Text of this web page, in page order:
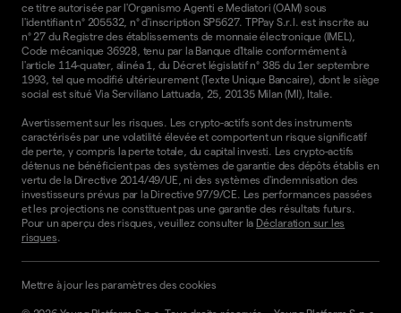
ce titre autorisée par l'Organismo Agenti e Mediatori (OAM) sous
l'identifiant n° 205532, n° d'inscription SP5627. TPPay S.r.l. est inscrite au
n° 27 du Registre des établissements de monnaie électronique (IMEL),
Code mécanique 36928, tenu par la Banque d'Italie conformément à
l'article 114-quater, alinéa 1, du Décret législatif n° 385 du 1er septembre
1993, tel que modifié ultérieurement (Texte Unique Bancaire), dont le siège
social est situé Via Serviliano Lattuada, 25, 20135 Milan (MI), Italie.
Avertissement sur les risques. Les crypto-actifs sont des instruments
caractérisés par une volatilité élevée et comportent un risque significatif
de perte, y compris la perte totale, du capital investi. Les crypto-actifs
détenus ne bénéficient pas des systèmes de garantie des dépôts établis en
vertu de la Directive 2014/49/UE, ni des systèmes d'indemnisation des
investisseurs prévus par la Directive 97/9/CE. Les performances passées
et les projections ne constituent pas une garantie des résultats futurs.
Pour un aperçu des risques, veuillez consulter la Déclaration sur les
risques.
Mettre à jour les paramètres des cookies